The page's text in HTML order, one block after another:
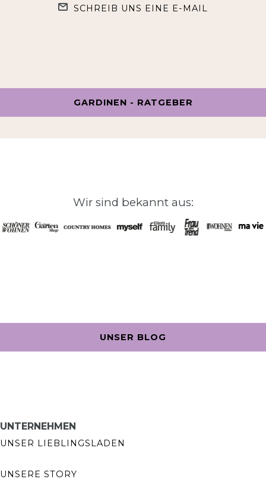
SCHREIB UNS EINE E-MAIL
GARDINEN - RATGEBER
Wir sind bekannt aus:
UNSER BLOG
UNTERNEHMEN
UNSER LIEBLINGSLADEN
UNSERE STORY